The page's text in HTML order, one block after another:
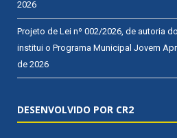
2026
Projeto de Lei nº 002/2026, de autoria
institui o Programa Municipal Jovem
de 2026
DESENVOLVIDO POR CR2